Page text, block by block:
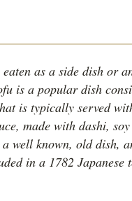
as a side dish or
is a popular dish
is typically served
made with dashi,
well known, old dish,
in a 1782 Japanese
alongside